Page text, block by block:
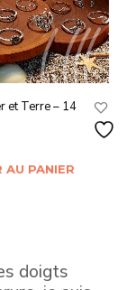
et Terre – 14
AU PANIER
doigts